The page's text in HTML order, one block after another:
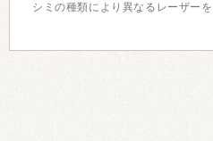
シミの種類により異なるレーザーを